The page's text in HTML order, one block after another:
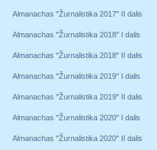
Almanachas "Žurnalistika 2017" II dalis
Almanachas "Žurnalistika 2018" I dalis
Almanachas "Žurnalistika 2018" II dalis
Almanachas "Žurnalistika 2019" I dalis
Almanachas "Žurnalistika 2019" II dalis
Almanachas "Žurnalistika 2020" I dalis
Almanachas "Žurnalistika 2020" II dalis